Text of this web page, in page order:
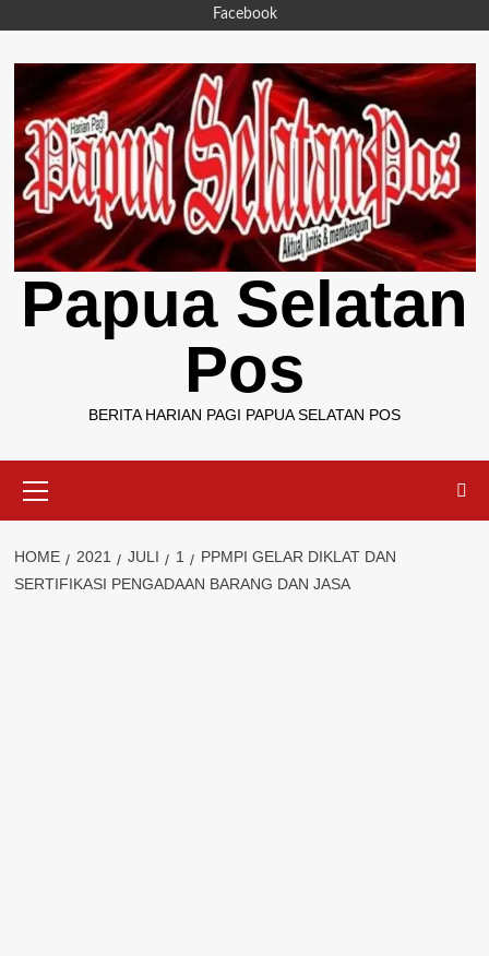
content
Facebook
Papua Selatan
Pos
BERITA HARIAN PAGI PAPUA SELATAN POS
Menu
HOME 2021 JULI 1
PPMPI GELAR DIKLAT DAN
SERTIFIKASI PENGADAAN BARANG DAN JASA